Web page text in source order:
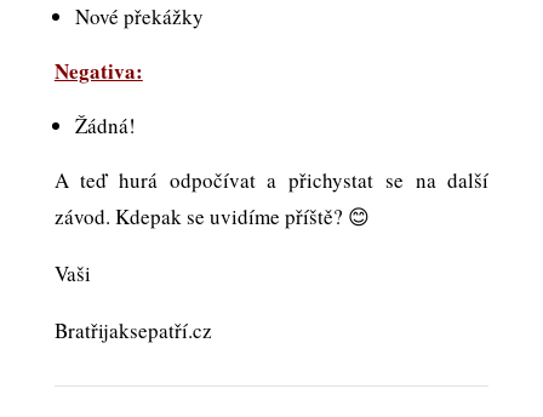
Nové překážky
Negativa:
Žádná!
A teď hurá odpočívat a přichystat se na další
závod. Kdepak se uvidíme příště? 😊
Vaši
Bratřijaksepatří.cz